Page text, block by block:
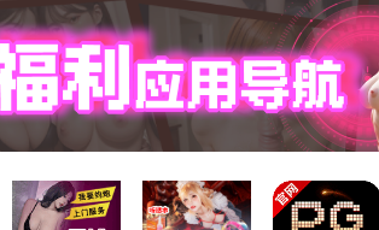
allegedly infringing content (include specific
的内容（请务必提供具体视频的 URL 链接，
including your name, mailing
信息（姓名、邮寄地址、电话、电子邮件）；
belief that the use of the material in the
agent, or the law.